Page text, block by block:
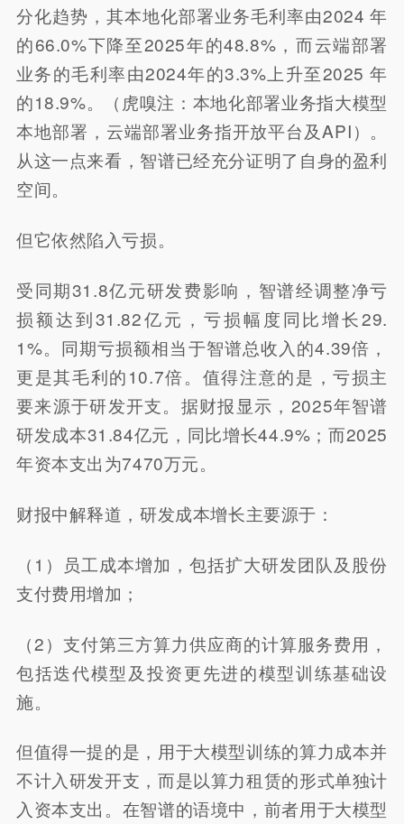
分化趋势，其本地化部署业务毛利率由2024 年
的66.0%下降至2025年的48.8%，而云端部署
业务的毛利率由2024年的3.3%上升至2025 年
的18.9%。（虎嗅注：本地化部署业务指大模型
本地部署，云端部署业务指开放平台及API）。
从这一点来看，智谱已经充分证明了自身的盈利
空间。
但它依然陷入亏损。
受同期31.8亿元研发费影响，智谱经调整净亏
损额达到31.82亿元，亏损幅度同比增长29.
1%。同期亏损额相当于智谱总收入的4.39倍，
更是其毛利的10.7倍。值得注意的是，亏损主
要来源于研发开支。据财报显示，2025年智谱
研发成本31.84亿元，同比增长44.9%；而2025
年资本支出为7470万元。
财报中解释道，研发成本增长主要源于：
（1）员工成本增加，包括扩大研发团队及股份
支付费用增加；
（2）支付第三方算力供应商的计算服务费用，
包括迭代模型及投资更先进的模型训练基础设
施。
但值得一提的是，用于大模型训练的算力成本并
不计入研发开支，而是以算力租赁的形式单独计
入资本支出。在智谱的语境中，前者用于大模型